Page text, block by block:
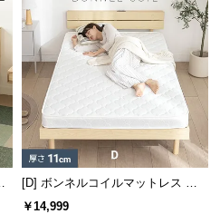
[D] ボンネルコイルマットレス 厚
さ11cm
￥14,999